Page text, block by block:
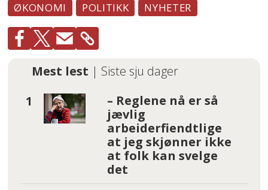
ØKONOMI POLITIKK NYHETER
Mest lest | Siste sju dager
– Reglene nå er så
jævlig
arbeiderfiendtlige
at jeg skjønner ikke
at folk kan svelge
det